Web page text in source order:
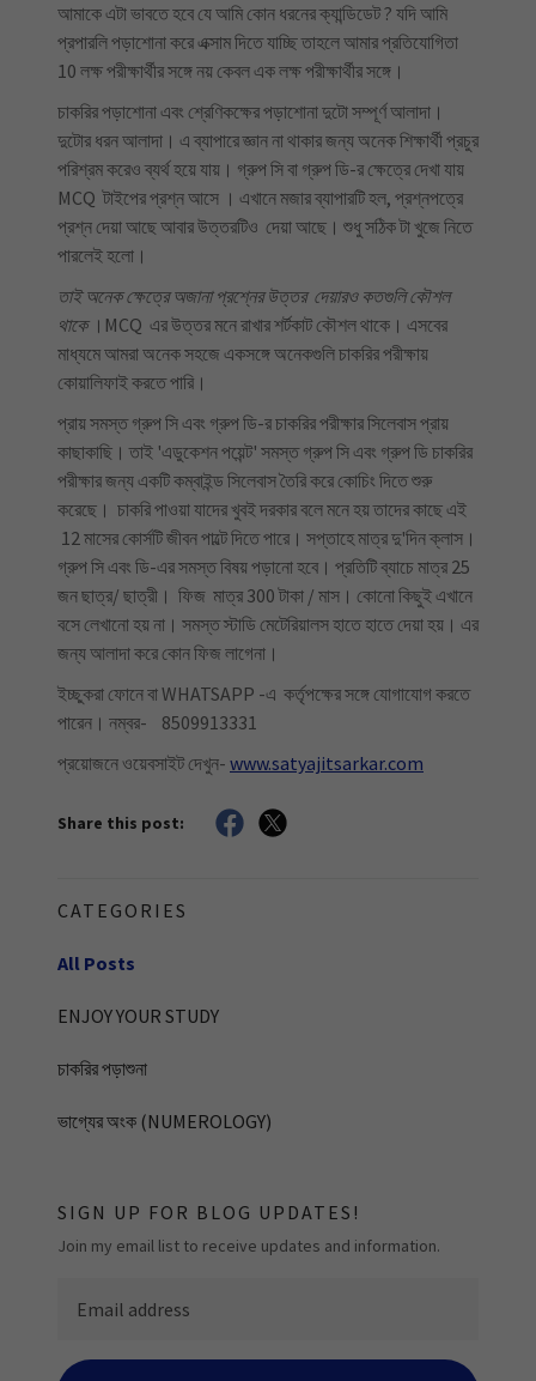
আমাকে এটা ভাবতে হবে যে আমি কোন ধরনের ক্যান্ডিডেট ? যদি আমি
প্রপারলি পড়াশোনা করে এক্সাম দিতে যাচ্ছি তাহলে আমার প্রতিযোগিতা
10 লক্ষ পরীক্ষার্থীর সঙ্গে নয় কেবল এক লক্ষ পরীক্ষার্থীর সঙ্গে।
চাকরির পড়াশোনা এবং শ্রেণিকক্ষের পড়াশোনা দুটো সম্পূর্ণ আলাদা।
দুটোর ধরন আলাদা। এ ব্যাপারে জ্ঞান না থাকার জন্য অনেক শিক্ষার্থী প্রচুর
পরিশ্রম করেও ব্যর্থ হয়ে যায়। গ্রুপ সি বা গ্রুপ ডি-র ক্ষেত্রে দেখা যায়
MCQ টাইপের প্রশ্ন আসে । এখানে মজার ব্যাপারটি হল, প্রশ্নপত্রে
প্রশ্ন দেয়া আছে আবার উত্তরটিও দেয়া আছে। শুধু সঠিক টা খুজে নিতে
পারলেই হলো।
তাই অনেক ক্ষেত্রে অজানা প্রশ্নের উত্তর দেয়ারও কতগুলি কৌশল
থাকে ।MCQ এর উত্তর মনে রাখার শর্টকাট কৌশল থাকে। এসবের
মাধ্যমে আমরা অনেক সহজে একসঙ্গে অনেকগুলি চাকরির পরীক্ষায়
কোয়ালিফাই করতে পারি।
প্রায় সমস্ত গ্রুপ সি এবং গ্রুপ ডি-র চাকরির পরীক্ষার সিলেবাস প্রায়
কাছাকাছি। তাই 'এডুকেশন পয়েন্ট' সমস্ত গ্রুপ সি এবং গ্রুপ ডি চাকরির
পরীক্ষার জন্য একটি কম্বাইন্ড সিলেবাস তৈরি করে কোচিং দিতে শুরু
করেছে। চাকরি পাওয়া যাদের খুবই দরকার বলে মনে হয় তাদের কাছে এই
12 মাসের কোর্সটি জীবন পাল্টে দিতে পারে। সপ্তাহে মাত্র দু'দিন ক্লাস।
গ্রুপ সি এবং ডি-এর সমস্ত বিষয় পড়ানো হবে। প্রতিটি ব্যাচে মাত্র 25
জন ছাত্র/ ছাত্রী। ফিজ মাত্র 300 টাকা / মাস। কোনো কিছুই এখানে
বসে লেখানো হয় না। সমস্ত স্টাডি মেটেরিয়ালস হাতে হাতে দেয়া হয়। এর
জন্য আলাদা করে কোন ফিজ লাগেনা।
ইচ্ছুকরা ফোনে বা WHATSAPP -এ কর্তৃপক্ষের সঙ্গে যোগাযোগ করতে
পারেন। নম্বর- 8509913331
প্রয়োজনে ওয়েবসাইট দেখুন- www.satyajitsarkar.com
Share this post:
CATEGORIES
All Posts
ENJOY YOUR STUDY
চাকরির পড়াশুনা
ভাগ্যের অংক (NUMEROLOGY)
SIGN UP FOR BLOG UPDATES!
Join my email list to receive updates and information.